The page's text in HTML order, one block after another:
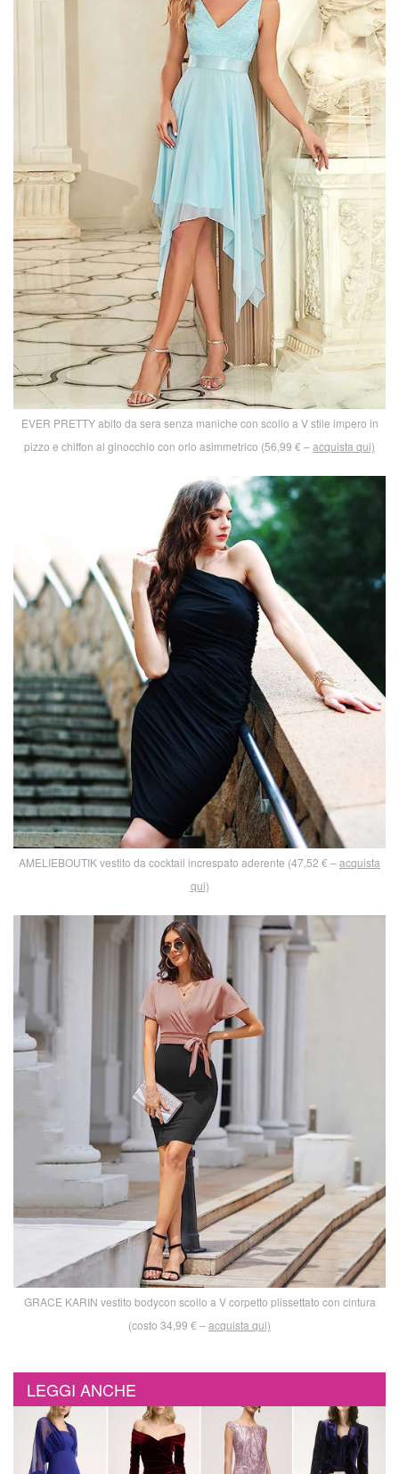
EVER PRETTY abito da sera senza maniche con scollo a V stile impero in
pizzo e chiffon al ginocchio con orlo asimmetrico (56,99 € –acquista qui)
AMELIEBOUTIK vestito da cocktail increspato aderente (47,52 € –acquista
qui)
GRACE KARIN vestito bodycon scollo a V corpetto plissettato con cintura
(costo 34,99 € –acquista qui)
LEGGI ANCHE